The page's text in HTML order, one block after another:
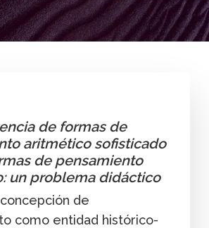
de formas de
aritmético sofisticado
de pensamiento
un problema didáctico
de
como entidad histórico-